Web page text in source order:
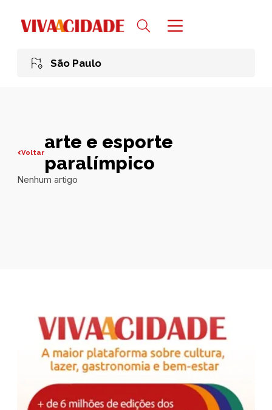
São Paulo
Voltararte e esporte
paralímpico
Nenhum artigo